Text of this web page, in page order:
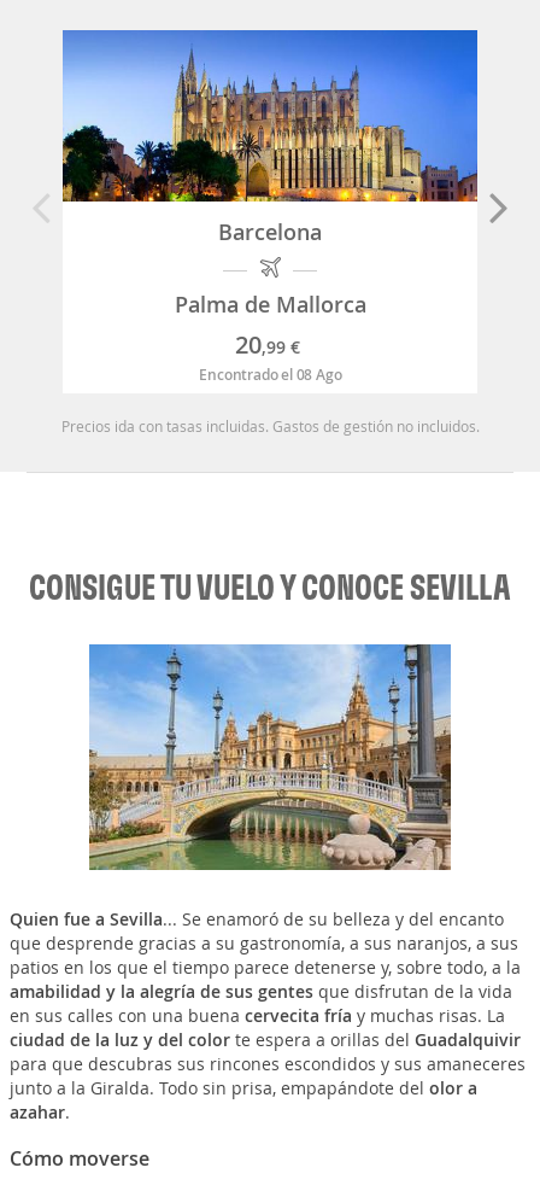
Barcelona
Palma de Mallorca
20,99 €
Encontrado el 08 Ago
Precios ida con tasas incluidas. Gastos de gestión no incluidos.
CONSIGUE TU VUELO Y CONOCE SEVILLA
Quien fue a Sevilla... Se enamoró de su belleza y del encanto
que desprende gracias a su gastronomía, a sus naranjos, a sus
patios en los que el tiempo parece detenerse y, sobre todo, a la
amabilidad y la alegría de sus gentesque disfrutan de la vida
en sus calles con una buena cervecita fría y muchas risas. La
ciudad de la luz y del colorte espera a orillas del Guadalquivir
para que descubras sus rincones escondidos y sus amaneceres
junto a la Giralda. Todo sin prisa, empapándote del olor a
azahar.
Cómo moverse